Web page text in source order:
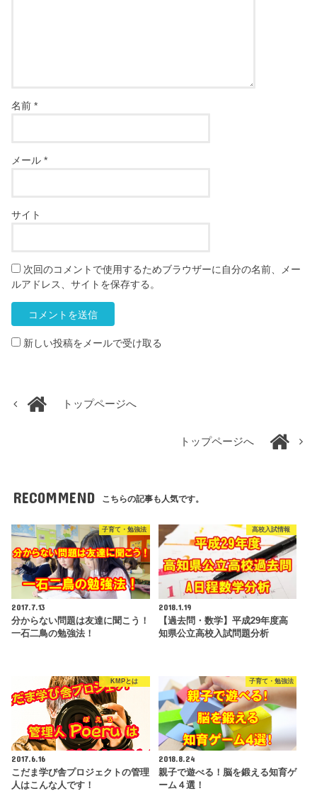
名前*
メール*
サイト
次回のコメントで使用するためブラウザーに自分の名前、メー
ルアドレス、サイトを保存する。
新しい投稿をメールで受け取る
トップページへ
トップページへ
RECOMMEND こちらの記事も人気です。
子育て・勉強法
2017.7.13
分からない問題は友達に聞こう！
一石二鳥の勉強法！
高校入試情報
2018.1.19
【過去問・数学】平成29年度高
知県公立高校入試問題分析
KMPとは
2017.6.16
こだま学び舎プロジェクトの管理
人はこんな人です！
子育て・勉強法
2018.8.24
親子で遊べる！脳を鍛える知育ゲ
ーム４選！